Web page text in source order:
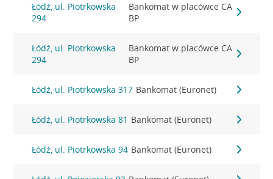
Łódź, ul. Piotrkowska
294
Bankomat w placówce CA
BP
Łódź, ul. Piotrkowska
294
Bankomat w placówce CA
BP
Łódź, ul. Piotrkowska 317 Bankomat (Euronet)
Łódź, ul. Piotrkowska 81 Bankomat (Euronet)
Łódź, ul. Piotrkowska 94 Bankomat (Euronet)